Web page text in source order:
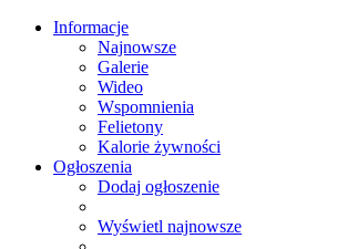
Informacje
Najnowsze
Galerie
Wideo
Wspomnienia
Felietony
Kalorie żywności
Ogłoszenia
Dodaj ogłoszenie
Wyświetl najnowsze